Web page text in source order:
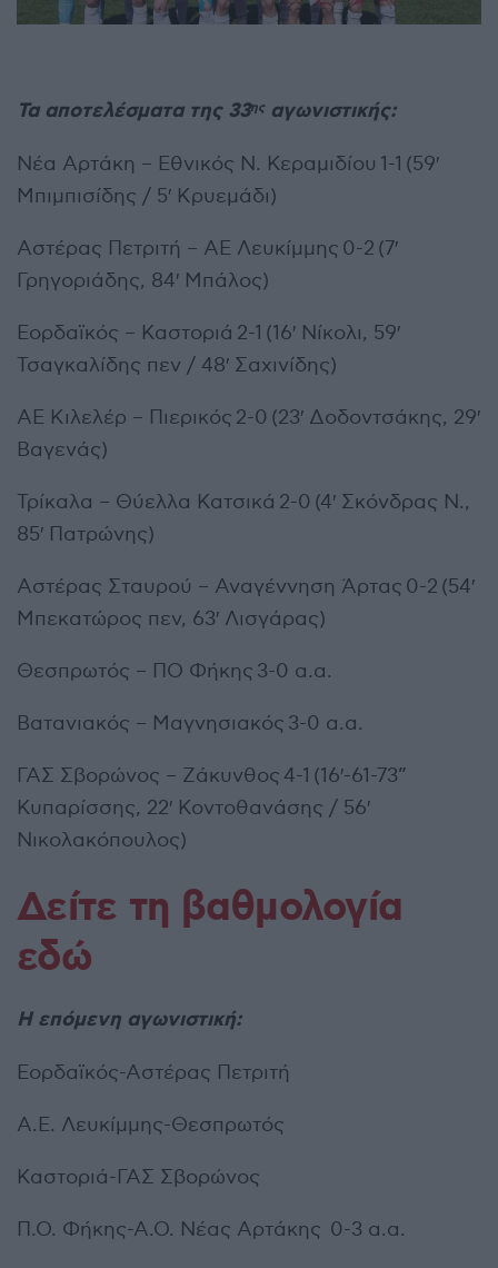
Τα αποτελέσματα της 33ηςαγωνιστικής:
Νέα Αρτάκη – Εθνικός Ν. Κεραμιδίου 1-1 (59′
Μπιμπισίδης / 5′ Κρυεμάδι)
Αστέρας Πετριτή – ΑΕ Λευκίμμης 0-2 (7′
Γρηγοριάδης, 84′ Μπάλος)
Εορδαϊκός – Καστοριά 2-1 (16′ Νίκολι, 59′
Τσαγκαλίδης πεν / 48′ Σαχινίδης)
ΑΕ Κιλελέρ – Πιερικός 2-0 (23′ Δοδοντσάκης, 29′
Βαγενάς)
Τρίκαλα – Θύελλα Κατσικά 2-0 (4′ Σκόνδρας Ν.,
85′ Πατρώνης)
Αστέρας Σταυρού – Αναγέννηση Άρτας 0-2 (54′
Μπεκατώρος πεν, 63′ Λισγάρας)
Θεσπρωτός – ΠΟ Φήκης 3-0 α.α.
Βατανιακός – Μαγνησιακός 3-0 α.α.
ΓΑΣ Σβορώνος – Ζάκυνθος 4-1 (16′-61-73”
Κυπαρίσσης, 22′ Κοντοθανάσης / 56′
Νικολακόπουλος)
Δείτε τη βαθμολογία
εδώ
Η επόμενη αγωνιστική:
Εορδαϊκός-Αστέρας Πετριτή
Α.Ε. Λευκίμμης-Θεσπρωτός
Καστοριά-ΓΑΣ Σβορώνος
Π.Ο. Φήκης-Α.Ο. Νέας Αρτάκης 0-3 α.α.